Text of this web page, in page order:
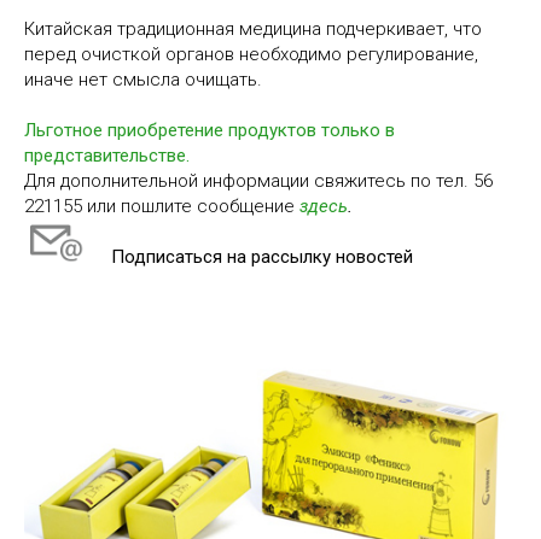
Китайская традиционная медицина подчеркивает, что
перед очисткой органов необходимо регулирование,
иначе нет смысла очищать.
Льготное приобретение продуктов только в
представительстве.
Для дополнительной информации свяжитесь по тел. 56
221155 или пошлите сообщение здесь.
Подписаться на рассылку новостей